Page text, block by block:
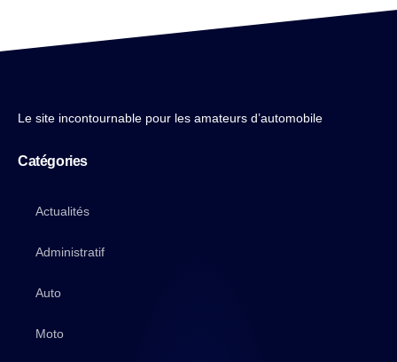
Le site incontournable pour les amateurs d’automobile
Catégories
Actualités
Administratif
Auto
Moto